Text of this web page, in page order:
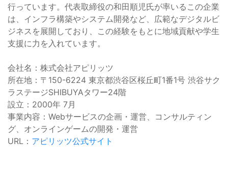
行っています。代表取締役の和田順児氏が率いるこの企業
は、インフラ構築やシステム開発など、広範なデジタルビ
ジネスを展開しており、この経験をもとに地域貢献や学生
支援に力を入れています。
会社名：株式会社アピリッツ
所在地：〒150-6224 東京都渋谷区桜丘町1番1号 渋谷サク
ラステージSHIBUYAタワー24階
設立：2000年 7月
事業内容：Webサービスの企画・運営、コンサルティン
グ、オンラインゲームの開発・運営
URL： アピリッツ公式サイト